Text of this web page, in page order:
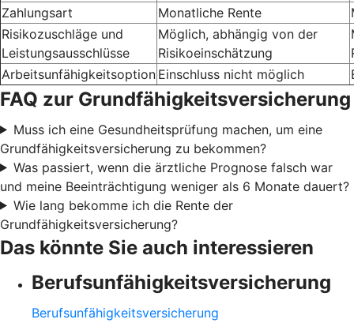
Zahlungsart
Monatliche Rente
Risikozuschläge und
Leistungsausschlüsse
Möglich, abhängig von der
Risikoeinschätzung
Arbeitsunfähigkeitsoption Einschluss nicht möglich
FAQ zur Grundfähigkeitsversicherung
Muss ich eine Gesundheitsprüfung machen, um eine
Grundfähigkeitsversicherung zu bekommen?
Was passiert, wenn die ärztliche Prognose falsch war
und meine Beeinträchtigung weniger als 6 Monate dauert?
Wie lang bekomme ich die Rente der
Grundfähigkeitsversicherung?
Das könnte Sie auch interessieren
Berufsunfähigkeitsversicherung
Berufsunfähigkeitsversicherung